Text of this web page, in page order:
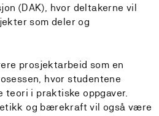
(DAK), hvor deltakerne vil
som deler og
prosjektarbeid som en
hvor studentene
teori i praktiske oppgaver.
etikk og bærekraft vil også være